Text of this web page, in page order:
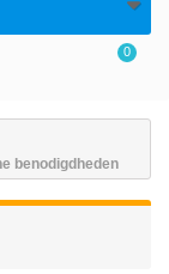
0
benodigdheden